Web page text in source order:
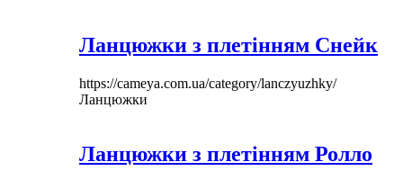
Ланцюжки з плетінням Снейк
https://cameya.com.ua/category/lanczyuzhky/
Ланцюжки
Ланцюжки з плетінням Ролло